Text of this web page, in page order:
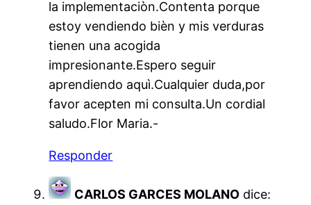
la implementaciòn.Contenta porque
estoy vendiendo bièn y mis verduras
tienen una acogida
impresionante.Espero seguir
aprendiendo aquì.Cualquier duda,por
favor acepten mi consulta.Un cordial
saludo.Flor Maria.-
Responder
CARLOS GARCES MOLANO dice: